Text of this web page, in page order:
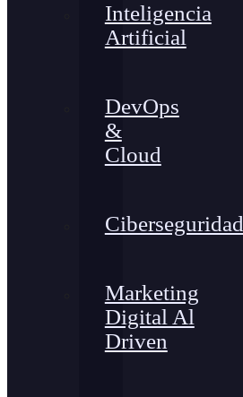
Inteligencia
Artificial
DevOps
&
Cloud
Ciberseguridad
Marketing
Digital Al
Driven